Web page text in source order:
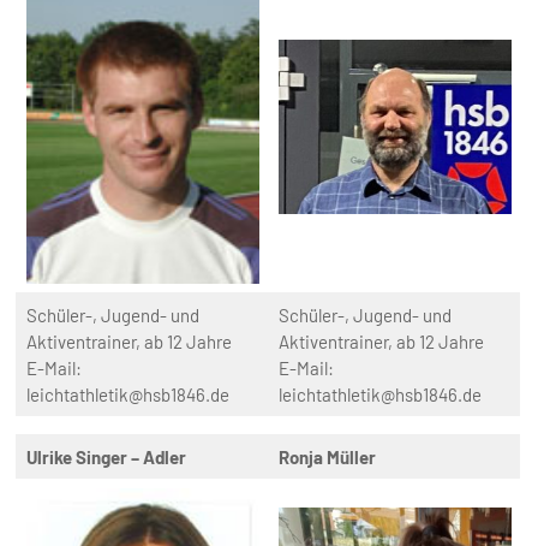
Schüler-, Jugend- und
Aktiventrainer, ab 12 Jahre
E-Mail:
leichtathletik@hsb1846.de
Schüler-, Jugend- und
Aktiventrainer, ab 12 Jahre
E-Mail:
leichtathletik@hsb1846.de
Ulrike Singer – Adler Ronja Müller